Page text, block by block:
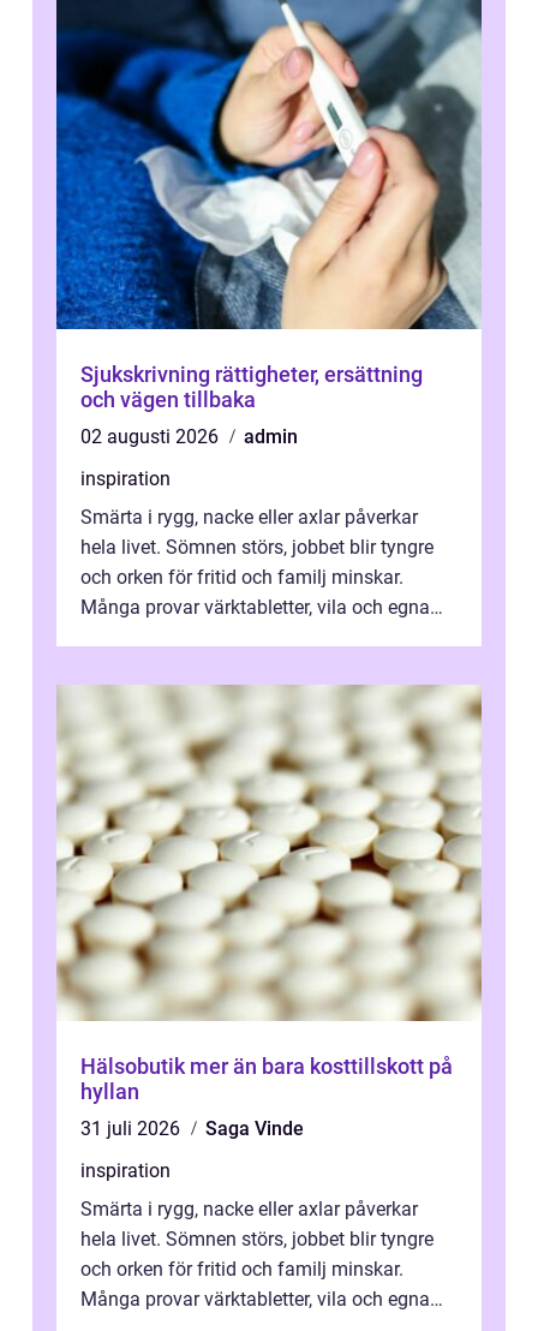
Sjukskrivning rättigheter, ersättning
och vägen tillbaka
02 augusti 2026
admin
inspiration
Smärta i rygg, nacke eller axlar påverkar
hela livet. Sömnen störs, jobbet blir tyngre
och orken för fritid och familj minskar.
Många provar värktabletter, vila och egna
Hälsobutik mer än bara kosttillskott på
hyllan
31 juli 2026
Saga Vinde
inspiration
Smärta i rygg, nacke eller axlar påverkar
hela livet. Sömnen störs, jobbet blir tyngre
och orken för fritid och familj minskar.
Många provar värktabletter, vila och egna